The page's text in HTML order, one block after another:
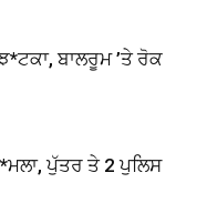
ਬਾਲਰੂਮ ’ਤੇ ਰੋਕ
ਪੁੱਤਰ ਤੇ 2 ਪੁਲਿਸ